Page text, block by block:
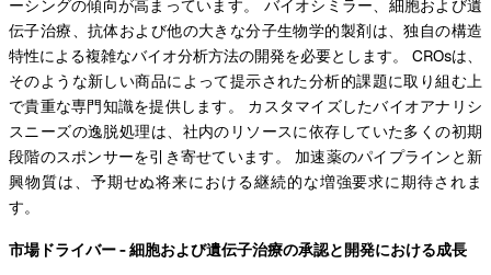
ーシングの傾向が高まっています。 バイオシミラー、細胞および遺
伝子治療、抗体および他の大きな分子生物学的製剤は、独自の構造
特性による複雑なバイオ分析方法の開発を必要とします。 CROsは、
そのような新しい商品によって提示された分析的課題に取り組む上
で貴重な専門知識を提供します。 カスタマイズしたバイオアナリシ
スニーズの逸脱処理は、社内のリソースに依存していた多くの初期
段階のスポンサーを引き寄せています。 加速薬のパイプラインと新
興物質は、予期せぬ将来における継続的な増強要求に期待されま
す。
市場ドライバー - 細胞および遺伝子治療の承認と開発における成長